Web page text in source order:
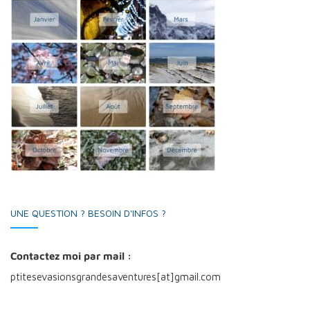
UNE QUESTION ? BESOIN D'INFOS ?
Contactez moi par mail :
ptitesevasionsgrandesaventures[at]gmail.com